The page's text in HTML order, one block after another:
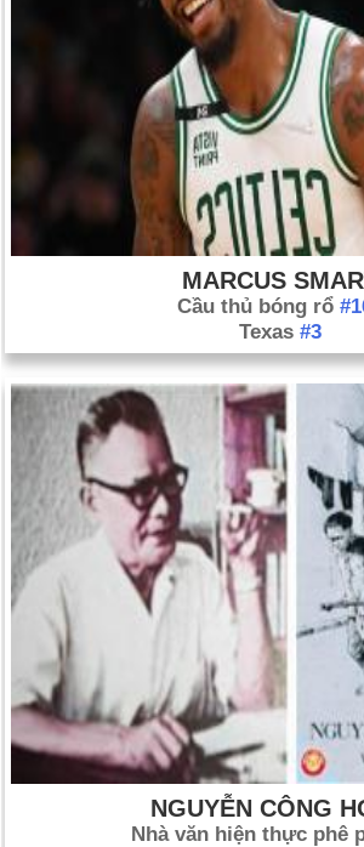
MARCUS
Cầu thủ bóng rổ
Texas #3
NGUYỄN CÔNG
Nhà văn hiện thực phê